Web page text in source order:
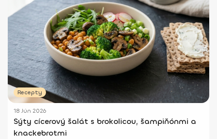
Recepty
18 Jún 2026
Sýty cícerový šalát s brokolicou, šampiňónmi a
knackebrotmi